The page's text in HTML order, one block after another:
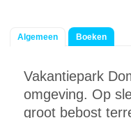
Algemeen Boeken
Vakantiepark
omgeving. Op
groot bebost